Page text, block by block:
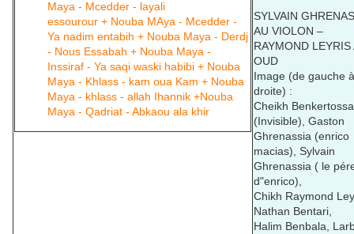
Maya - Mcedder - layali
essourour + Nouba MAya - Mcedder -
Ya nadim entabih + Nouba Maya - Derdj
- Nous Essabah + Nouba Maya -
Inssiraf - Ya saqi waski habibi + Nouba
Maya - Khlass - kam oua Kam + Nouba
Maya - khlass - allah Ihannik +Nouba
Maya - Qadriat - Abkaou ala khir
SYLVAIN
AU VIOLON –
RAYMOND LEYRIS
OUD
Image (de gauche à
droite) :
Cheikh Benkertossa
(Invisible), Gaston
Ghrenassia (enrico
macias), Sylvain
Ghrenassia ( le
d"enrico),
Chikh Raymond
Nathan Bentari,
Halim Benbala,